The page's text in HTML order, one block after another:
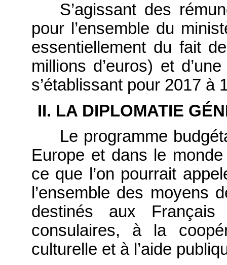
S’agissant des
pour l’ensemble du
essentiellement du fait
millions d’euros) et
s’établissant pour 2017 à
II. LA DIPLOMATIE
Le programme
Europe et dans le
ce que l’on pourrait
l’ensemble des moyens
destinés aux
consulaires, à la
culturelle et à l’aide